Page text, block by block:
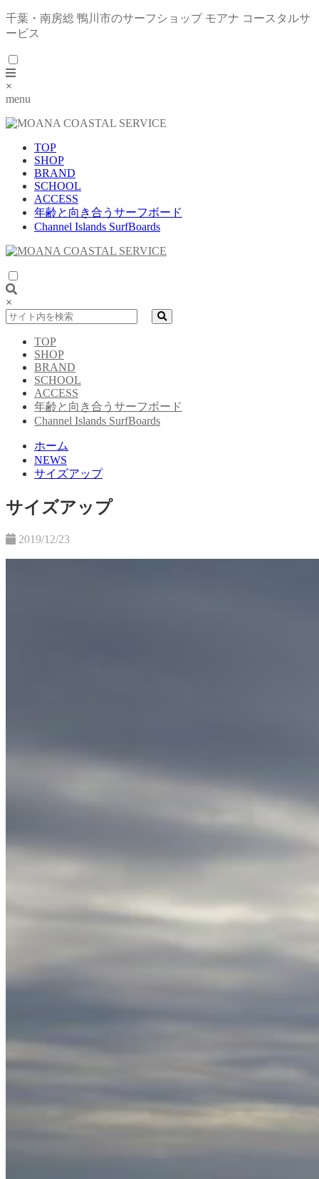
千葉・南房総 鴨川市のサーフショップ モアナ コースタルサ
ービス
×
menu
TOP
SHOP
BRAND
SCHOOL
ACCESS
年齢と向き合うサーフボード
Channel Islands SurfBoards
×
TOP
SHOP
BRAND
SCHOOL
ACCESS
年齢と向き合うサーフボード
Channel Islands SurfBoards
ホーム
NEWS
サイズアップ
サイズアップ
2019/12/23